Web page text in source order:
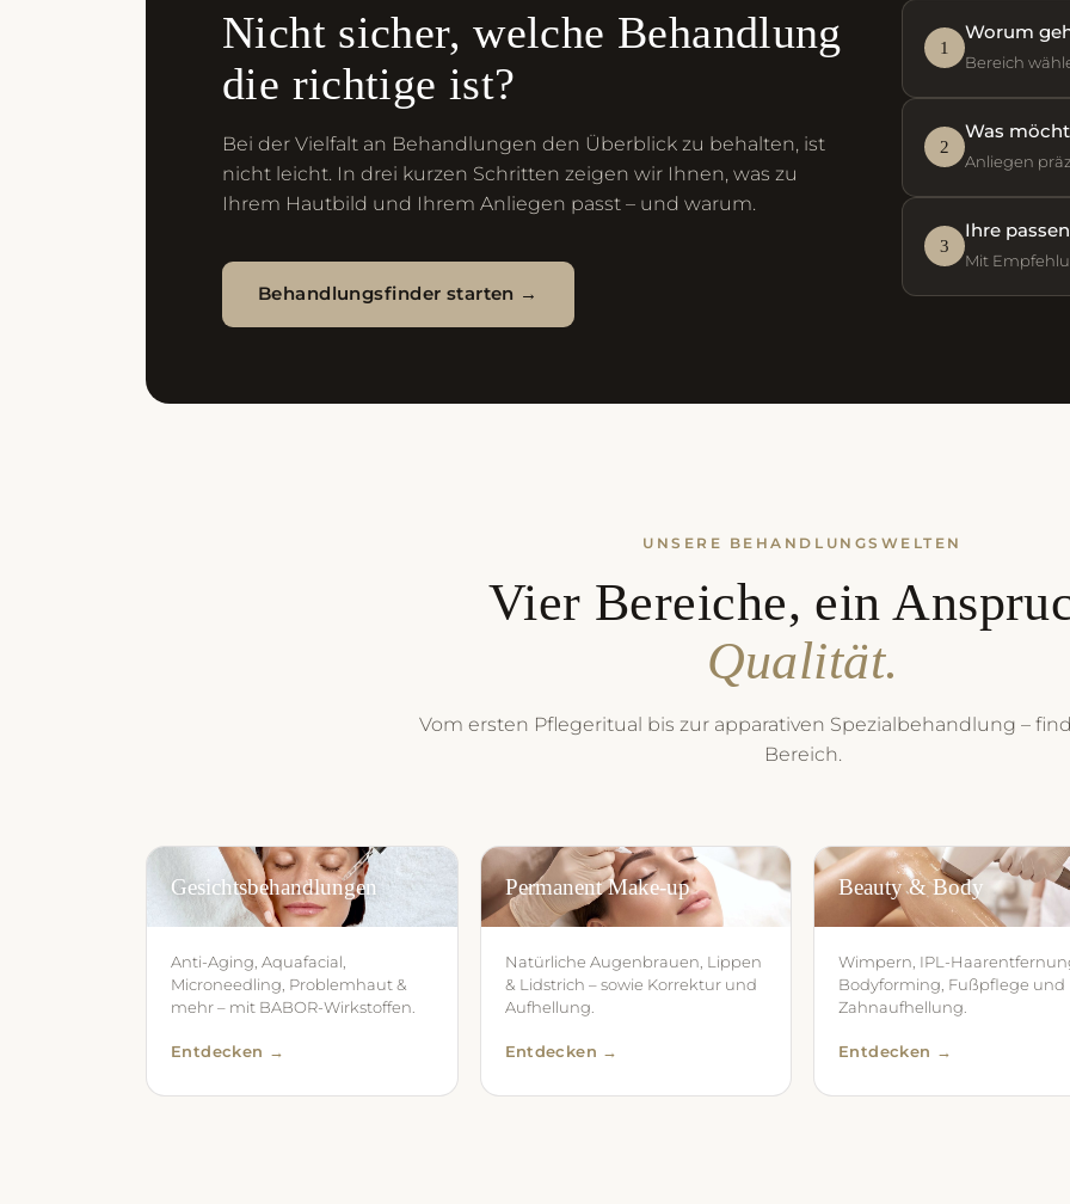
Nicht sicher, welche Behandlung
die richtige ist?
Bei der Vielfalt an Behandlungen den Überblick zu behalten, ist
nicht leicht. In drei kurzen Schritten zeigen wir Ihnen, was zu
Ihrem Hautbild und Ihrem Anliegen passt – und warum.
Behandlungsfinder starten →
1
Worum
Bereich
2
Was
Anliegen
3
Ihre
Mit
UNSERE BEHANDLUNGSWELTEN
Vier Bereiche, ein
Qualität.
Vom ersten Pflegeritual bis zur apparativen Spezialbehandlung –
Bereich.
Gesichtsbehandlungen
Anti-Aging, Aquafacial,
Microneedling, Problemhaut &
mehr – mit BABOR-Wirkstoffen.
Entdecken →
Permanent Make-up
Natürliche Augenbrauen, Lippen
& Lidstrich – sowie Korrektur und
Aufhellung.
Entdecken →
Beauty & Body
Wimpern, IPL-
Bodyforming, Fußpflege und
Zahnaufhellung.
Entdecken →